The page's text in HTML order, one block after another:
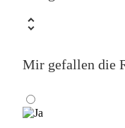
Mir gefallen die